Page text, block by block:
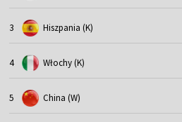
3 Hiszpania (K)
4 Włochy (K)
5 China (W)